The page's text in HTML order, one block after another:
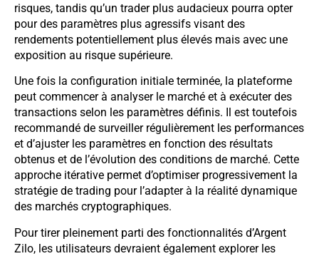
risques, tandis qu’un trader plus audacieux pourra opter
pour des paramètres plus agressifs visant des
rendements potentiellement plus élevés mais avec une
exposition au risque supérieure.
Une fois la configuration initiale terminée, la plateforme
peut commencer à analyser le marché et à exécuter des
transactions selon les paramètres définis. Il est toutefois
recommandé de surveiller régulièrement les performances
et d’ajuster les paramètres en fonction des résultats
obtenus et de l’évolution des conditions de marché. Cette
approche itérative permet d’optimiser progressivement la
stratégie de trading pour l’adapter à la réalité dynamique
des marchés cryptographiques.
Pour tirer pleinement parti des fonctionnalités d’Argent
Zilo, les utilisateurs devraient également explorer les